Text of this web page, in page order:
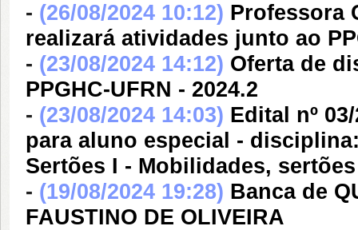
- (26/08/2024 10:12) Professora
realizará atividades junto ao
- (23/08/2024 14:12) Oferta de
PPGHC-UFRN - 2024.2
- (23/08/2024 14:03) Edital nº
para aluno especial -
Sertões I - Mobilidades,
- (19/08/2024 19:28) Banca de
FAUSTINO DE OLIVEIRA